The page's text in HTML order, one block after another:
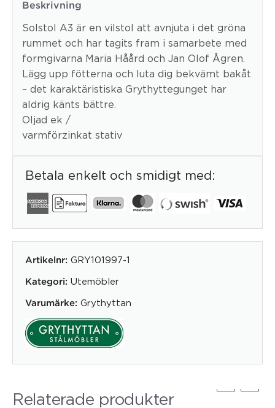
Beskrivning
Solstol A3 är en vilstol att avnjuta i det gröna
rummet och har tagits fram i samarbete med
formgivarna Maria Håård och Jan Olof Ågren.
Lägg upp fötterna och luta dig bekvämt bakåt
– det karaktäristiska Grythyttegunget har
aldrig känts bättre.
Oljad ek /
varmförzinkat stativ
Betala enkelt och smidigt med:
Artikelnr: GRY101997-1
Kategori: Utemöbler
Varumärke: Grythyttan
Relaterade produkter